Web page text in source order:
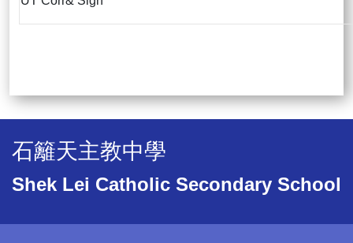
石籬天主教中學
Shek Lei Catholic Secondary School